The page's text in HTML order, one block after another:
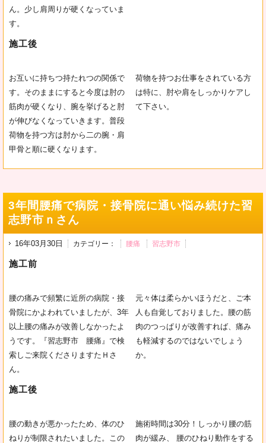
ん。少し肩周りが硬くなっていま
す。
施工後
お互いに持ちつ持たれつの関係で
す。そのままにすると今度は肘の
筋肉が硬くなり、腕を挙げると肘
が伸びなくなっていきます。普段
荷物を持つ方は肘から二の腕・肩
甲骨と順に硬くなります。
荷物を持つお仕事をされている方
は特に、肘や肩をしっかりケアし
て下さい。
3年間腰痛で病院・接骨院に通い悩み続けた習
志野市ｎさん
16年03月30日 カテゴリー： 腰痛 習志野市
施工前
腰の痛みで頻繁に近所の病院・接
骨院にかよわれていましたが、3年
以上腰の痛みが改善しなかったよ
うです。『習志野市 腰痛』で検
索しご来院くださりますたＨさ
ん。
元々体は柔らかいほうだと、ご本
人も自覚しておりました。腰の筋
肉のつっぱりが改善すれば、痛み
も軽減するのではないでしょう
か。
施工後
腰の動きが悪かったため、体のひ
ねりが制限されたいました。この
施術時間は30分！しっかり腰の筋
肉が緩み、 腰のひねり動作をする